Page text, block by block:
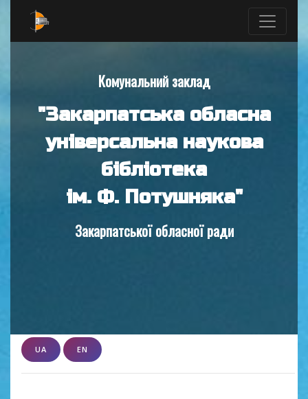
Комунальний заклад
"Закарпатська обласна
універсальна наукова
бібліотека
ім. Ф. Потушняка"
Закарпатської обласної ради
UA EN